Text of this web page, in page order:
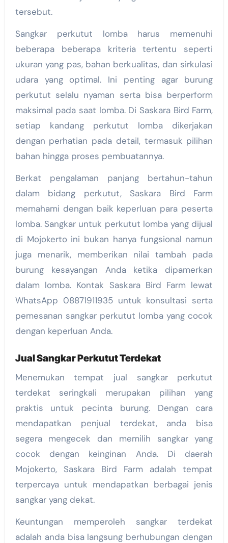
tersebut.
Sangkar perkutut lomba harus memenuhi
beberapa beberapa kriteria tertentu seperti
ukuran yang pas, bahan berkualitas, dan sirkulasi
udara yang optimal. Ini penting agar burung
perkutut selalu nyaman serta bisa berperform
maksimal pada saat lomba. Di Saskara Bird Farm,
setiap kandang perkutut lomba dikerjakan
dengan perhatian pada detail, termasuk pilihan
bahan hingga proses pembuatannya.
Berkat pengalaman panjang bertahun-tahun
dalam bidang perkutut, Saskara Bird Farm
memahami dengan baik keperluan para peserta
lomba. Sangkar untuk perkutut lomba yang dijual
di Mojokerto ini bukan hanya fungsional namun
juga menarik, memberikan nilai tambah pada
burung kesayangan Anda ketika dipamerkan
dalam lomba. Kontak Saskara Bird Farm lewat
WhatsApp 08871911935 untuk konsultasi serta
pemesanan sangkar perkutut lomba yang cocok
dengan keperluan Anda.
Jual Sangkar Perkutut Terdekat
Menemukan tempat jual sangkar perkutut
terdekat seringkali merupakan pilihan yang
praktis untuk pecinta burung. Dengan cara
mendapatkan penjual terdekat, anda bisa
segera mengecek dan memilih sangkar yang
cocok dengan keinginan Anda. Di daerah
Mojokerto, Saskara Bird Farm adalah tempat
terpercaya untuk mendapatkan berbagai jenis
sangkar yang dekat.
Keuntungan memperoleh sangkar terdekat
adalah anda bisa langsung berhubungan dengan